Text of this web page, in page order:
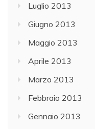
Luglio 2013
Giugno 2013
Maggio 2013
Aprile 2013
Marzo 2013
Febbraio 2013
Gennaio 2013